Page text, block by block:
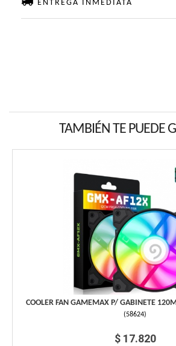
ENTREGA INMEDIATA
TAMBIÉN TE PUEDE
COOLER FAN GAMEMAX P/ GABINETE
(58624)
$ 17.820